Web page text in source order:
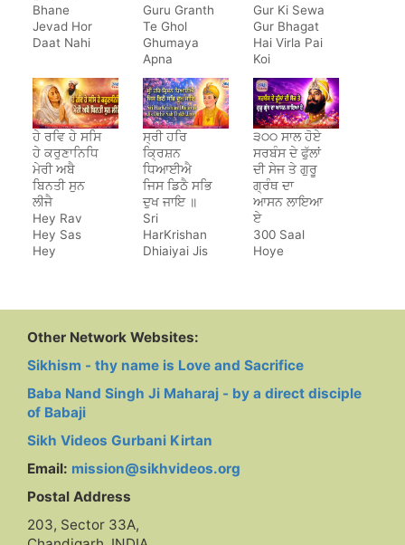
Bhane
Jevad Hor
Daat Nahi
Guru Granth
Te Ghol
Ghumaya
Apna
Jeewan
Saara
Gur Ki Sewa
Gur Bhagat
Hai Virla Pai
Koi
ਹੇ ਰਵਿ ਹੇ ਸਸਿ
ਹੇ ਕਰੁਣਾਨਿਧਿ
ਮੇਰੀ ਅਬੈ
ਬਿਨਤੀ ਸੁਨ
ਲੀਜੈ
Hey Rav
Hey Sas
Hey
ਸ੍ਰੀ ਹਰਿ
ਕ੍ਰਿਸ਼ਨ
ਧਿਆਈਐ
ਜਿਸ ਡਿਠੈ ਸਭਿ
ਦੁਖ ਜਾਇ ॥
Sri
HarKrishan
Dhiaiyai Jis
੩੦੦ ਸਾਲ ਹੋਏ
ਸਰਬੰਸ ਦੇ ਫੁੱਲਾਂ
ਦੀ ਸੇਜ ਤੇ ਗੁਰੂ
ਗ੍ਰੰਥ ਦਾ
ਆਸਨ ਲਾਇਆ
ਏ
300 Saal
Hoye
Other Network Websites:
Sikhism - thy name is Love and Sacrifice
Baba Nand Singh Ji Maharaj - by a direct disciple
of Babaji
Sikh Videos Gurbani Kirtan
Email: mission@sikhvideos.org
Postal Address
203, Sector 33A,